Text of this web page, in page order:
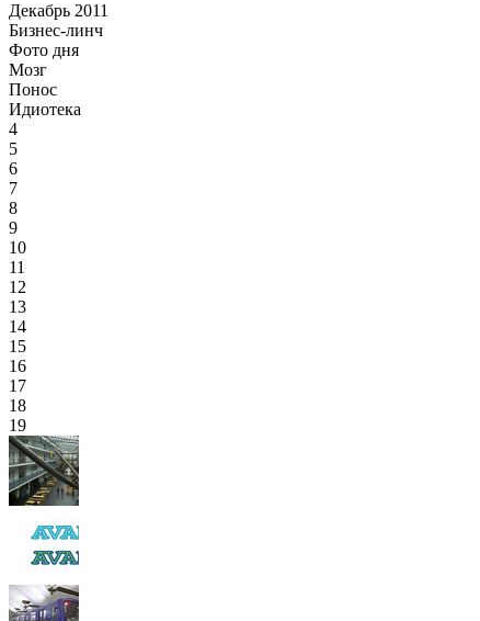
Декабрь 2011
Бизнес-линч
Фото дня
Мозг
Понос
Идиотека
4
5
6
7
8
9
10
11
12
13
14
15
16
17
18
19